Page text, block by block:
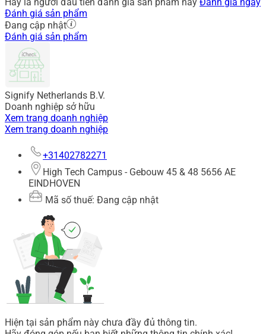
Hãy là người đầu tiên đánh giá sản phẩm này Đánh giá ngay
Đánh giá sản phẩm
Đang cập nhật
Đánh giá sản phẩm
Signify Netherlands B.V.
Doanh nghiệp sở hữu
Xem trang doanh nghiệp
Xem trang doanh nghiệp
+31402782271
High Tech Campus - Gebouw 45 & 48 5656 AE
EINDHOVEN
Mã số thuế: Đang cập nhật
Hiện tại sản phẩm này chưa đầy đủ thông tin.